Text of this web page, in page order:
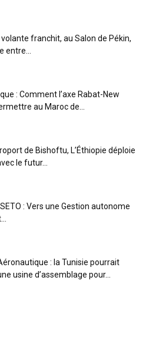
franchit, au Salon de Pékin,
entre...
: Comment l’axe Rabat-New
au Maroc de...
de Bishoftu, L’Éthiopie déploie
le futur...
: Vers une Gestion autonome
: la Tunisie pourrait
usine d’assemblage pour...